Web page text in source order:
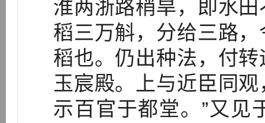
淮两浙路稍旱，即水
稻三万斛，分给三路
稻也。仍出种法，付
玉宸殿。上与近臣同
示百官于都堂。”又见